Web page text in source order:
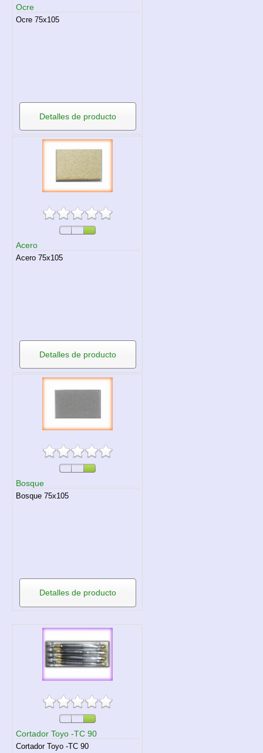
Ocre
Ocre 75x105
Detalles de producto
Acero
Acero 75x105
Detalles de producto
Bosque
Bosque 75x105
Detalles de producto
Cortador Toyo -TC 90
Cortador Toyo -TC 90